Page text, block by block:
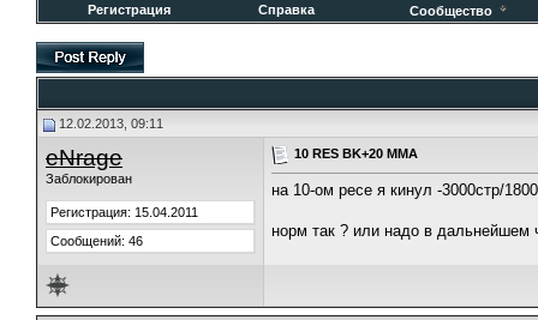
Регистрация Справка Сообщество
12.02.2013, 09:11
eNrage
Заблокирован
Регистрация: 15.04.2011
Сообщений: 46
10 RES BK+20 MMA
на 10-ом ресе я кинул -3000стр/
норм так ? или надо в дальнейшем